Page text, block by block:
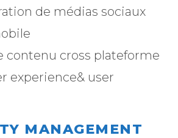
de médias sociaux
contenu cross plateforme
experience& user
MANAGEMENT